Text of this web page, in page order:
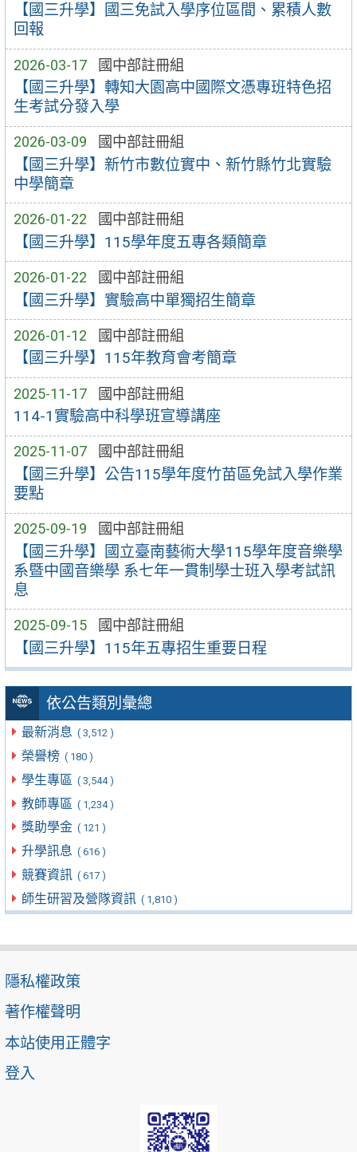
【國三升學】國三免試入學序位區間、累積人數
回報
2026-03-17 國中部註冊組
【國三升學】轉知大園高中國際文憑專班特色招
生考試分發入學
2026-03-09 國中部註冊組
【國三升學】新竹市數位實中、新竹縣竹北實驗
中學簡章
2026-01-22 國中部註冊組
【國三升學】115學年度五專各類簡章
2026-01-22 國中部註冊組
【國三升學】實驗高中單獨招生簡章
2026-01-12 國中部註冊組
【國三升學】115年教育會考簡章
2025-11-17 國中部註冊組
114-1實驗高中科學班宣導講座
2025-11-07 國中部註冊組
【國三升學】公告115學年度竹苗區免試入學作業
要點
2025-09-19 國中部註冊組
【國三升學】國立臺南藝術大學115學年度音樂學
系暨中國音樂學 系七年一貫制學士班入學考試訊
息
2025-09-15 國中部註冊組
【國三升學】115年五專招生重要日程
依公告類別彙總
最新消息 ( 3,512 )
榮譽榜 ( 180 )
學生專區 ( 3,544 )
教師專區 ( 1,234 )
獎助學金 ( 121 )
升學訊息 ( 616 )
競賽資訊 ( 617 )
師生研習及營隊資訊 ( 1,810 )
隱私權政策
著作權聲明
本站使用正體字
登入